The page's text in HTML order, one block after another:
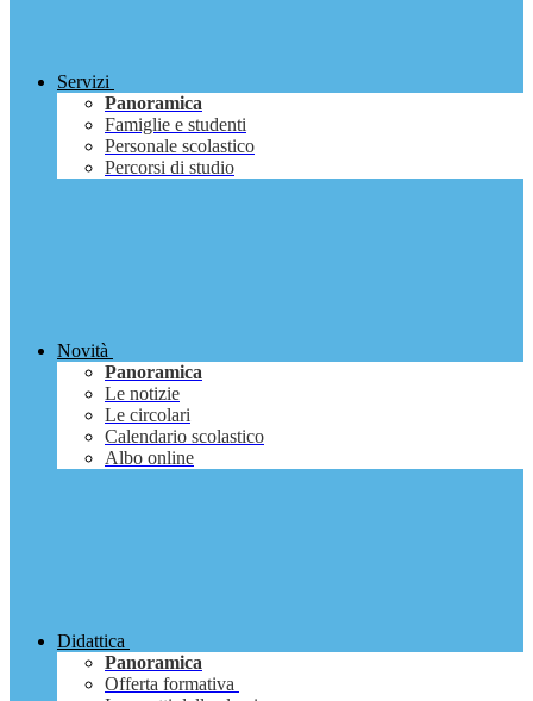
Servizi
Panoramica
Famiglie e studenti
Personale scolastico
Percorsi di studio
Novità
Panoramica
Le notizie
Le circolari
Calendario scolastico
Albo online
Didattica
Panoramica
Offerta formativa